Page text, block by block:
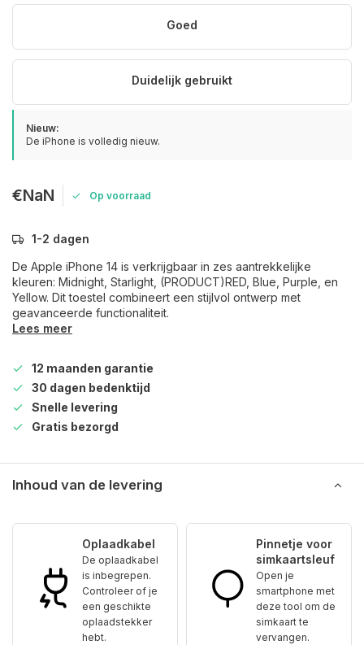
Goed
Duidelijk gebruikt
Nieuw:
De iPhone is volledig nieuw.
€NaN Op voorraad
1-2 dagen
De Apple iPhone 14 is verkrijgbaar in zes aantrekkelijke
kleuren: Midnight, Starlight, (PRODUCT)RED, Blue, Purple, en
Yellow. Dit toestel combineert een stijlvol ontwerp met
geavanceerde functionaliteit.
Lees meer
12 maanden garantie
30 dagen bedenktijd
Snelle levering
Gratis bezorgd
Inhoud van de levering
Oplaadkabel
De oplaadkabel
is inbegrepen.
Controleer of je
een geschikte
oplaadstekker
hebt.
Pinnetje voor
simkaartsleuf
Open je
smartphone met
deze tool om de
simkaart te
vervangen.